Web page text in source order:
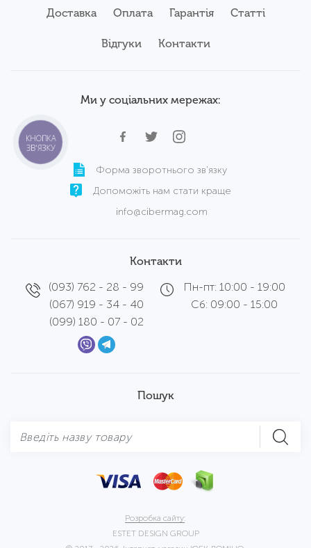
Доставка Оплата Гарантія Статті
Відгуки Контакти
Ми у соціальних мережах:
Форма зворотнього зв'язку
Допоможіть нам стати краще
info@cibermag.com
Контакти
(093) 762 - 28 - 99
(067) 919 - 34 - 40
(099) 180 - 07 - 02
Пн-пт: 10:00 - 19:00
Сб: 09:00 - 15:00
Пошук
Розробка сайту:
ESTET DESIGN GROUP
КНОПКА
ЗВ'ЯЗКУ